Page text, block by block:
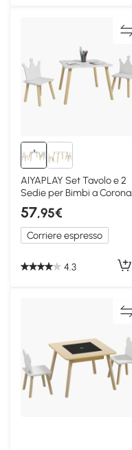
AIYAPLAY Set Tavolo e 2
Sedie per Bimbi a Corona
3-6 Anni Bianco
57,95€
Corriere espresso
4.3